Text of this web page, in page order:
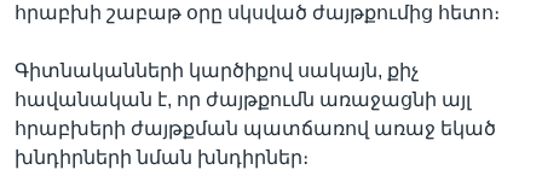
հրաբխի շաբաթ օրը սկսված ժայթքումից հետո։
Գիտնականների կարծիքով սակայն, քիչ
հավանական է, որ ժայթքումն առաջացնի այլ
հրաբխերի ժայթքման պատճառով առաջ եկած
խնդիրների նման խնդիրներ։